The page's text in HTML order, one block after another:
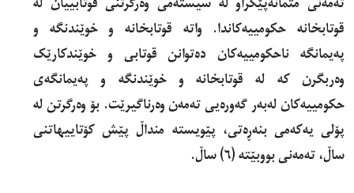
قوتابخانە حکومییەکاندا. واتە قوتابخانە و خوێندنگە و
پەیمانگە ناحکومییەکان دەتوانن قوتابی و خوێندکارێک
وەربگرن کە لە قوتابخانە و خوێندنگە و پەیمانگەی
حکومییەکان لەبەر گەورەیی تەمەن وەرناگیرێت. بۆ وەرگرتن لە
پۆلی یەکەمی بنەڕەتی، پێویستە منداڵ پێش کۆتاییهاتنی
ساڵ، تەمەنی بووبێتە (٦) ساڵ.